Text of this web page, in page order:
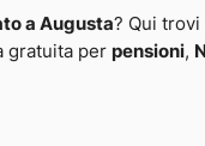
a Augusta? Qui
gratuita per pensioni,